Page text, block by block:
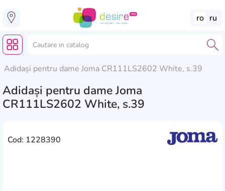
ro ru
Adidași pentru dame Joma CR111LS2602 White, s.39
Adidași pentru dame Joma
CR111LS2602 White, s.39
Cod: 1228390